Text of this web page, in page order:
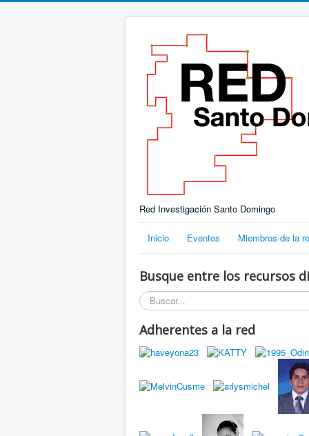
Red Investigación Santo Domingo
Inicio Eventos Miembros de la
Busque entre los recursos
Buscar...
Adherentes a la red